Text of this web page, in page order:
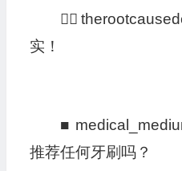
实！
■
推荐任何牙刷吗？